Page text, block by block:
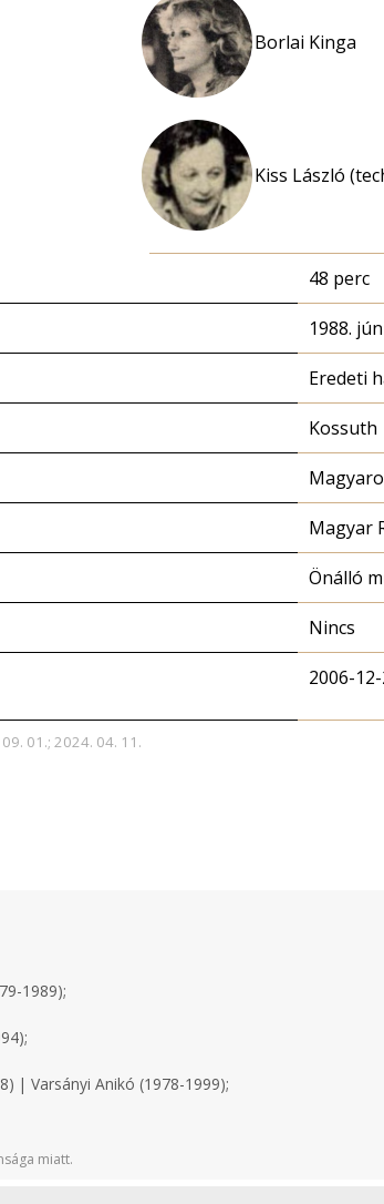
Borlai Kinga
Kiss László
48 perc
1988.
Eredeti
Kossuth
Magyar
Önálló
Nincs
2006-12-
01.; 2024. 04. 11.
1989);
| Varsányi Anikó (1978-1999);
miatt.